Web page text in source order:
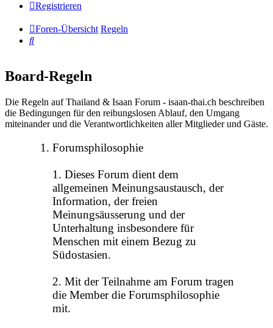
Registrieren
Foren-Übersicht Regeln
Suche
Board-Regeln
Die Regeln auf Thailand & Isaan Forum - isaan-thai.ch beschreiben
die Bedingungen für den reibungslosen Ablauf, den Umgang
miteinander und die Verantwortlichkeiten aller Mitglieder und Gäste.
Forumsphilosophie
1. Dieses Forum dient dem
allgemeinen Meinungsaustausch, der
Information, der freien
Meinungsäusserung und der
Unterhaltung insbesondere für
Menschen mit einem Bezug zu
Südostasien.
2. Mit der Teilnahme am Forum tragen
die Member die Forumsphilosophie
mit.